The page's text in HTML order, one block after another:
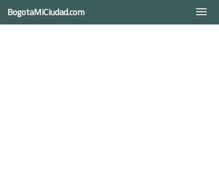
BogotaMiCiudad.com